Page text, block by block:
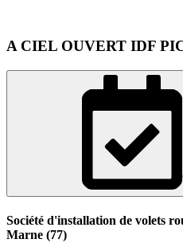
A CIEL OUVERT IDF
Société d'installation de volets
Marne (77)